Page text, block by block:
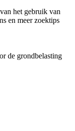
het gebruik van
en meer zoektips
de grondbelasting